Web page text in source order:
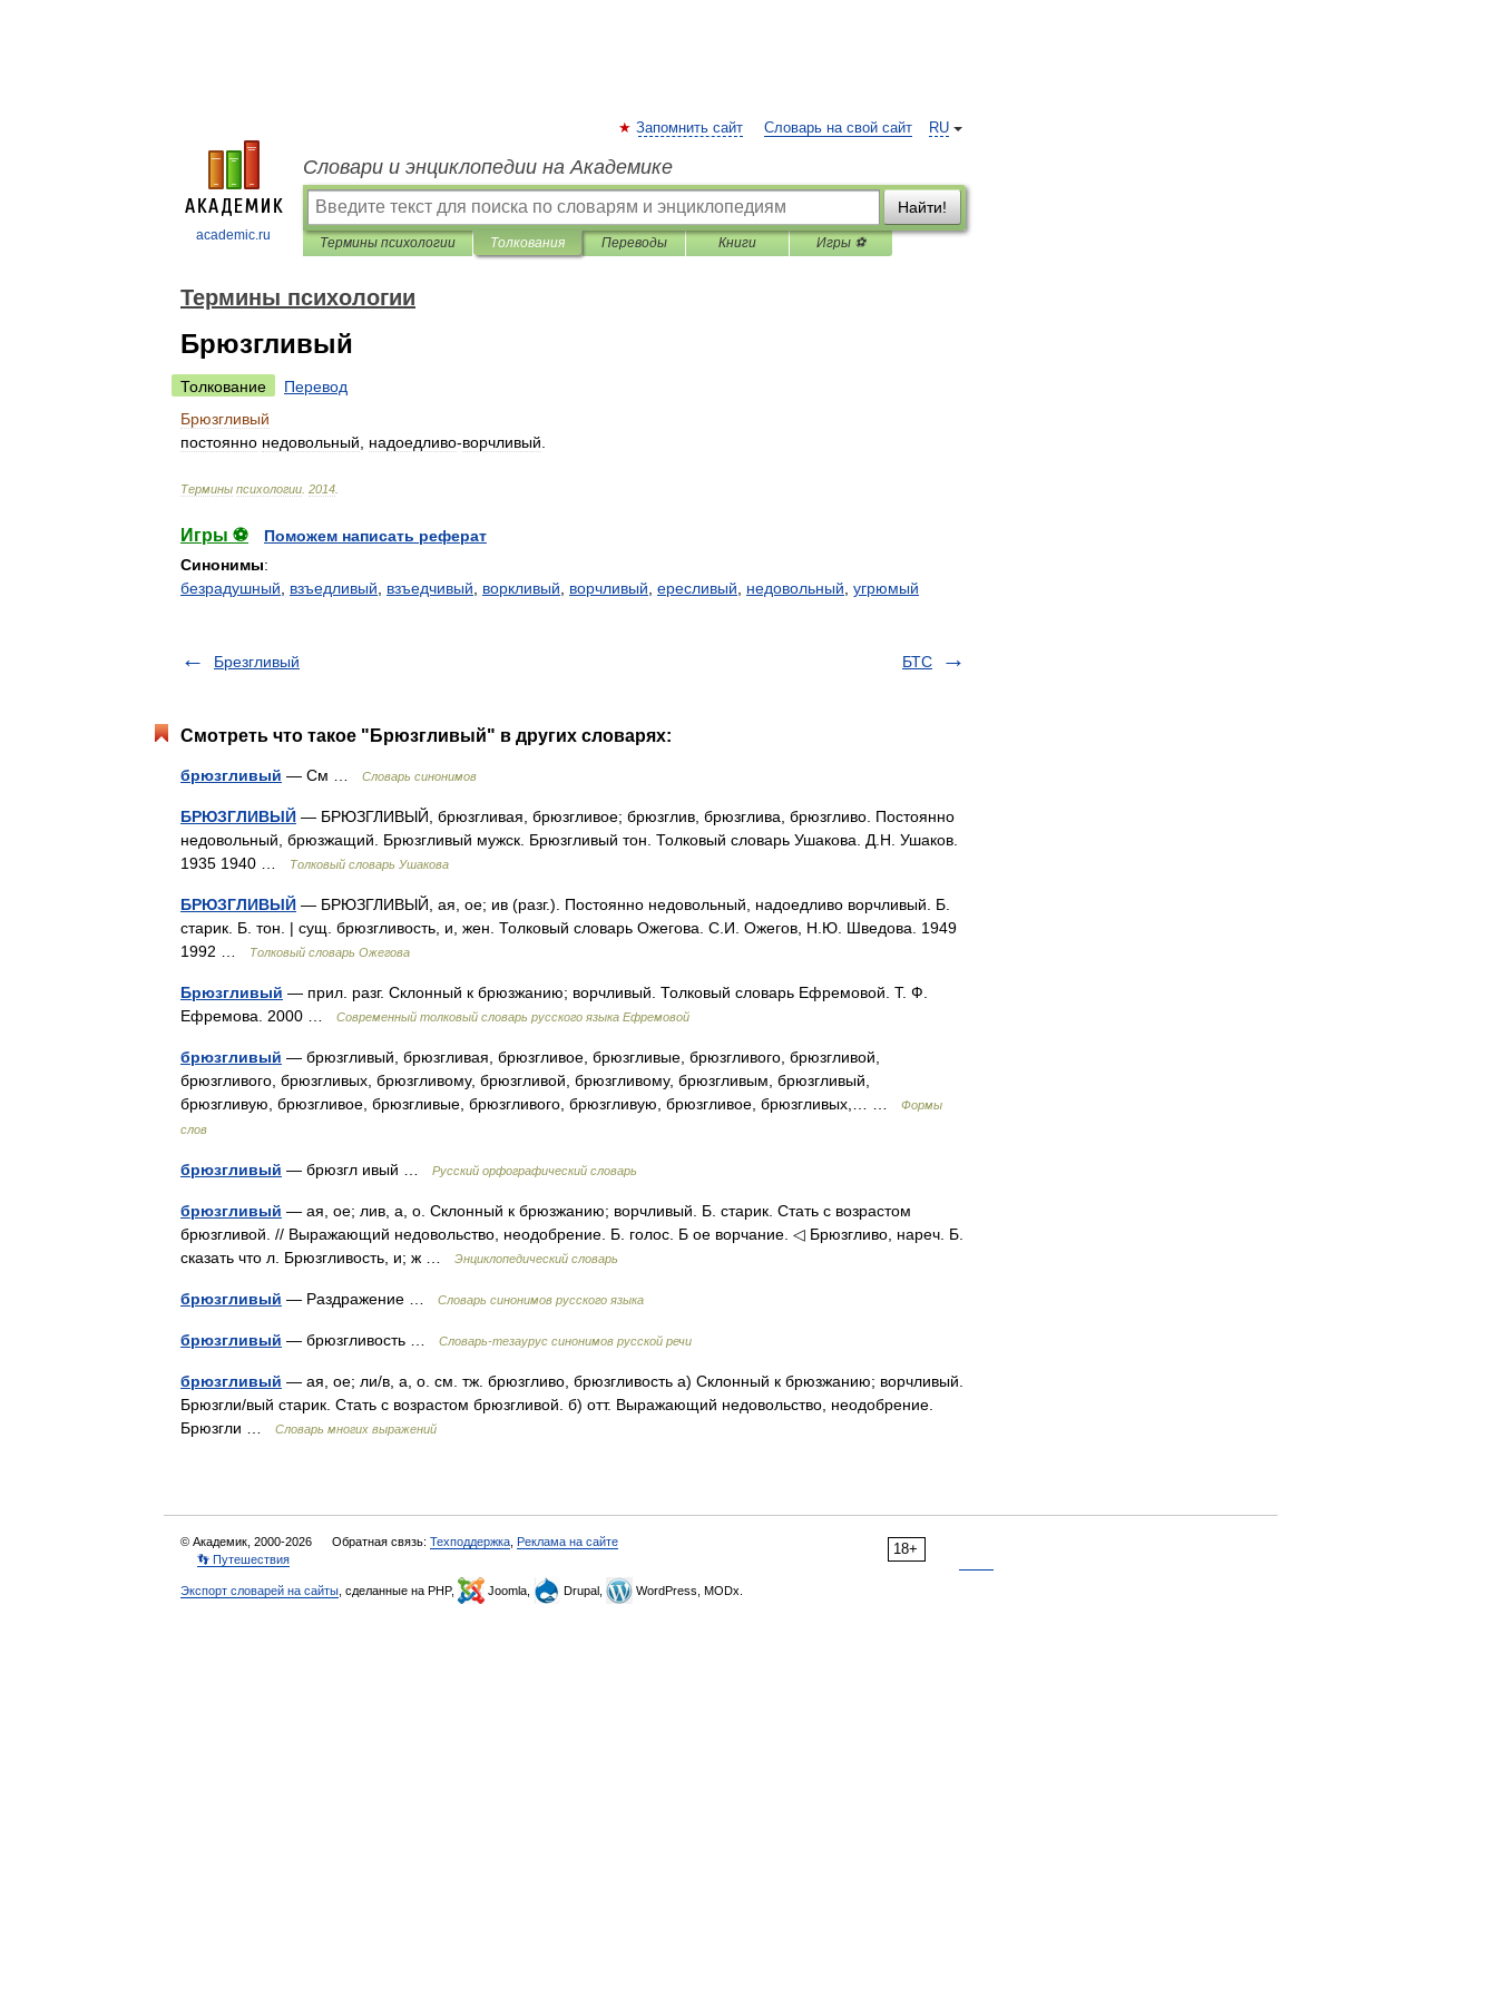
academic.ru
RU
Запомнить сайт Словарь на свой сайт
Словари и энциклопедии на Академике
Найти!
Термины психологии Толкования Переводы Книги Игры ⚽
Термины психологии
Брюзгливый
Толкование
Перевод
Брюзгливый
постоянно недовольный надоедливо-ворчливый
Термины психологии 2014
Игры ⚽
Поможем написать реферат
Синонимы:
безрадушный
взъедливый взъедчивый воркливый ворчливый ересливый недовольный угрюмый
Брезгливый БТС
Смотреть что такое "Брюзгливый" в других словарях:
брюзгливый — См … Словарь синонимов
БРЮЗГЛИВЫЙ — БРЮЗГЛИВЫЙ, брюзгливая, брюзгливое; брюзглив, брюзглива, брюзгливо. Постоянно
недовольный, брюзжащий. Брюзгливый мужск. Брюзгливый тон. Толковый словарь Ушакова. Д.Н. Ушаков.
1935 1940 …
Толковый словарь Ушакова
БРЮЗГЛИВЫЙ — БРЮЗГЛИВЫЙ, ая, ое; ив (разг.). Постоянно недовольный, надоедливо ворчливый. Б.
старик. Б. тон. | сущ. брюзгливость, и, жен. Толковый словарь Ожегова. С.И. Ожегов, Н.Ю. Шведова. 1949
1992 …
Толковый словарь Ожегова
Брюзгливый — прил. разг. Склонный к брюзжанию; ворчливый. Толковый словарь Ефремовой. Т. Ф.
Ефремова. 2000 …
Современный толковый словарь русского языка Ефремовой
брюзгливый — брюзгливый, брюзгливая, брюзгливое, брюзгливые, брюзгливого, брюзгливой,
брюзгливого, брюзгливых, брюзгливому, брюзгливой, брюзгливому, брюзгливым, брюзгливый,
брюзгливую, брюзгливое, брюзгливые, брюзгливого, брюзгливую, брюзгливое, брюзгливых,… …
Формы
слов
брюзгливый — брюзгл ивый … Русский орфографический словарь
брюзгливый — ая, ое; лив, а, о. Склонный к брюзжанию; ворчливый. Б. старик. Стать с возрастом
брюзгливой. // Выражающий недовольство, неодобрение. Б. голос. Б ое ворчание. ◁ Брюзгливо, нареч. Б.
сказать что л. Брюзгливость, и; ж …
Энциклопедический словарь
брюзгливый — Раздражение … Словарь синонимов русского языка
брюзгливый — брюзгливость … Словарь-тезаурус синонимов русской речи
брюзгливый — ая, ое; ли/в, а, о. см. тж. брюзгливо, брюзгливость а) Склонный к брюзжанию; ворчливый.
Брюзгли/вый старик. Стать с возрастом брюзгливой. б) отт. Выражающий недовольство, неодобрение.
Брюзгли …
Словарь многих выражений
18+
© Академик, 2000-2026 Обратная связь: Техподдержка Реклама на сайте
👣 Путешествия
Экспорт словарей на сайты , сделанные на PHP, Joomla, Drupal, WordPress, MODx.